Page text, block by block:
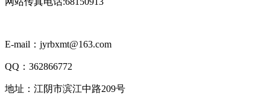
E-mail：jyrbxmt@163.com
QQ：362866772
地址：江阴市滨江中路209号